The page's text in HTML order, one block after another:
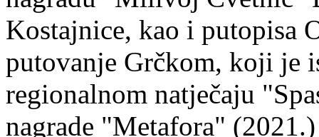
Kostajnice, kao i putopisa
putovanje Grčkom, koji je
regionalnom natječaju
nagrade "Metafora"